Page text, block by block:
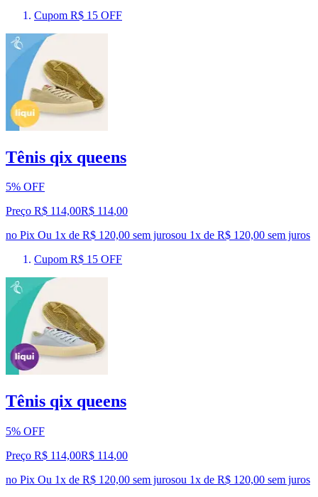
Cupom R$ 15 OFF
Tênis qix queens
5% OFF
Preço R$ 114,00R$ 114,00
no Pix Ou 1x de R$ 120,00 sem jurosou 1x de R$ 120,00 sem juros
Cupom R$ 15 OFF
Tênis qix queens
5% OFF
Preço R$ 114,00R$ 114,00
no Pix Ou 1x de R$ 120,00 sem jurosou 1x de R$ 120,00 sem juros